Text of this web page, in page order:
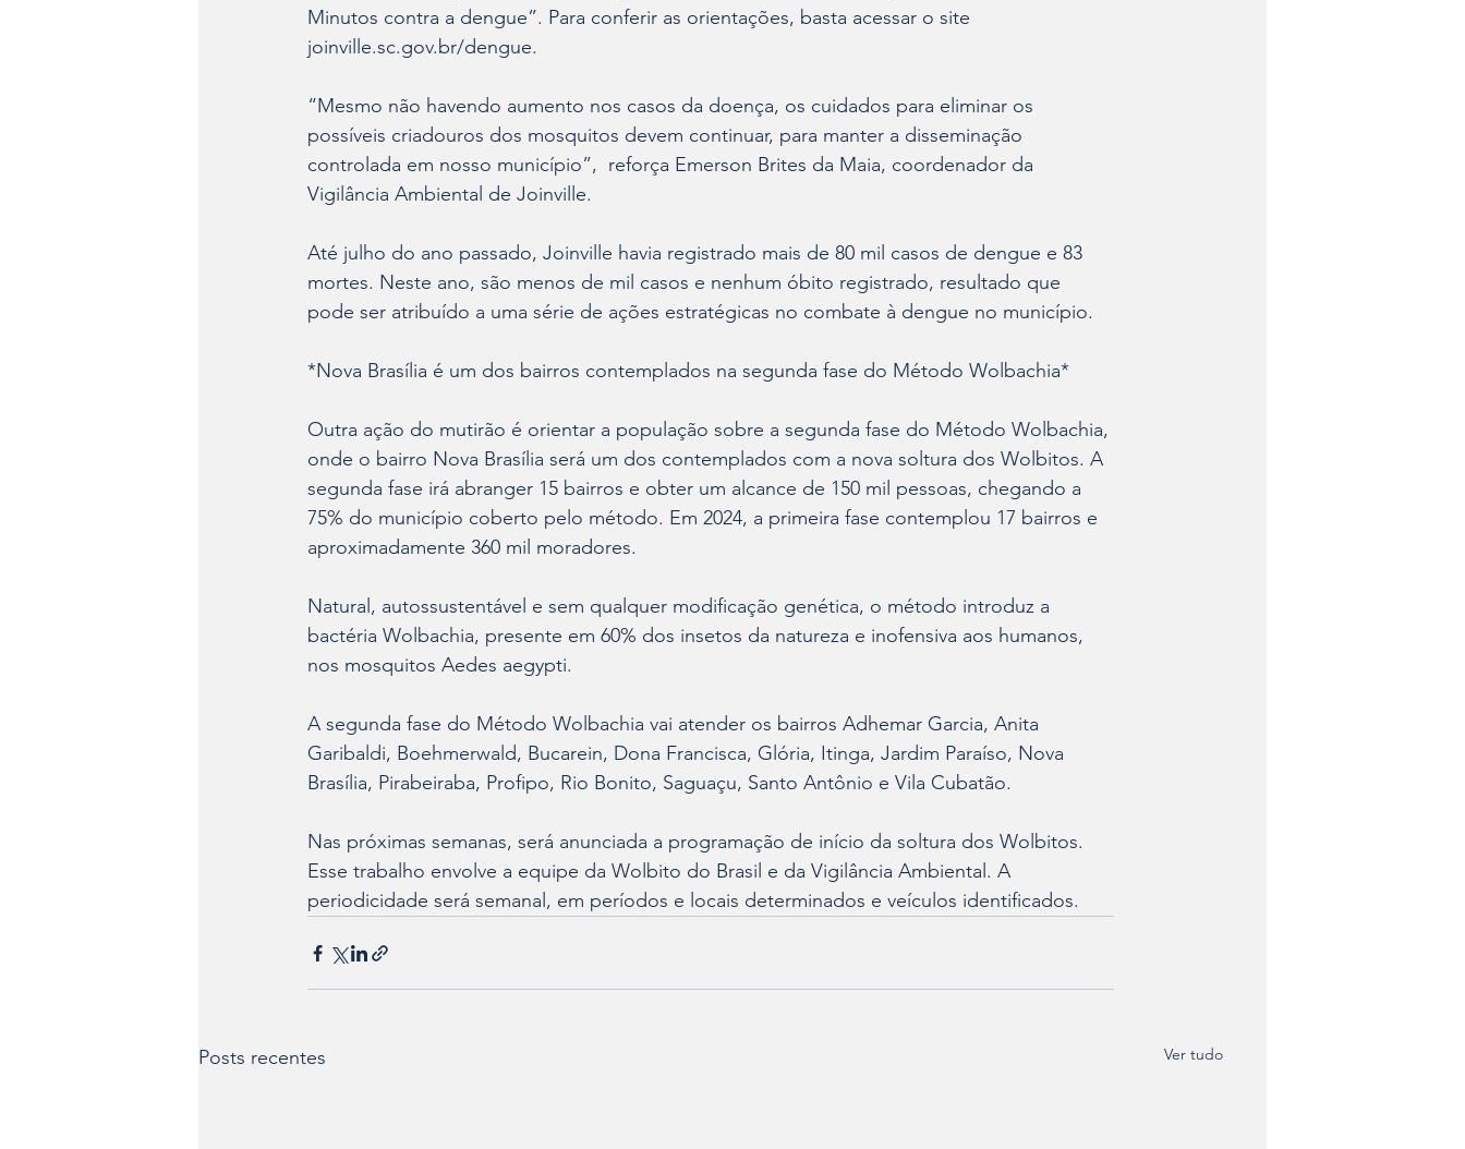
Minutos contra a dengue”. Para conferir as orientações, basta acessar o site
joinville.sc.gov.br/dengue.
“Mesmo não havendo aumento nos casos da doença, os cuidados para eliminar os
possíveis criadouros dos mosquitos devem continuar, para manter a disseminação
controlada em nosso município”,  reforça Emerson Brites da Maia, coordenador da
Vigilância Ambiental de Joinville.
Até julho do ano passado, Joinville havia registrado mais de 80 mil casos de dengue e 83
mortes. Neste ano, são menos de mil casos e nenhum óbito registrado, resultado que
pode ser atribuído a uma série de ações estratégicas no combate à dengue no município.
*Nova Brasília é um dos bairros contemplados na segunda fase do Método Wolbachia*
Outra ação do mutirão é orientar a população sobre a segunda fase do Método Wolbachia,
onde o bairro Nova Brasília será um dos contemplados com a nova soltura dos Wolbitos. A
segunda fase irá abranger 15 bairros e obter um alcance de 150 mil pessoas, chegando a
75% do município coberto pelo método. Em 2024, a primeira fase contemplou 17 bairros e
aproximadamente 360 mil moradores.
Natural, autossustentável e sem qualquer modificação genética, o método introduz a
bactéria Wolbachia, presente em 60% dos insetos da natureza e inofensiva aos humanos,
nos mosquitos Aedes aegypti.
A segunda fase do Método Wolbachia vai atender os bairros Adhemar Garcia, Anita
Garibaldi, Boehmerwald, Bucarein, Dona Francisca, Glória, Itinga, Jardim Paraíso, Nova
Brasília, Pirabeiraba, Profipo, Rio Bonito, Saguaçu, Santo Antônio e Vila Cubatão.
Nas próximas semanas, será anunciada a programação de início da soltura dos Wolbitos.
Esse trabalho envolve a equipe da Wolbito do Brasil e da Vigilância Ambiental. A
periodicidade será semanal, em períodos e locais determinados e veículos identificados.
Posts recentes Ver tudo